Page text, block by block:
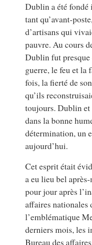
Dublin a été fondé
tant qu’avant-
d’artisans qui
pauvre. Au cours
Dublin fut presque
guerre, le feu et la
fois, la fierté de
qu’ils
toujours. Dublin et
dans la bonne
détermination, un
aujourd’hui.
Cet esprit était
a eu lieu bel
pour jour après
affaires nationales
l’emblématique
derniers mois, les
Bureau des